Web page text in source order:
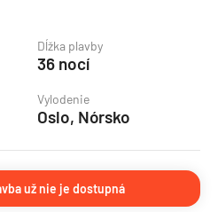
Dĺžka plavby
36 nocí
Vylodenie
Oslo, Nórsko
už nie je dostupná